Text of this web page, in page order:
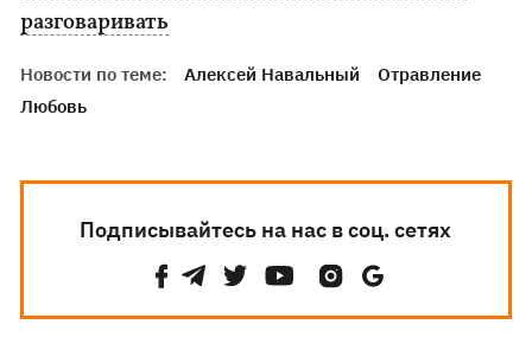
разговаривать
Новости по теме: Алексей Навальный
Отравление
Любовь
Подписывайтесь на нас в соц. сетях